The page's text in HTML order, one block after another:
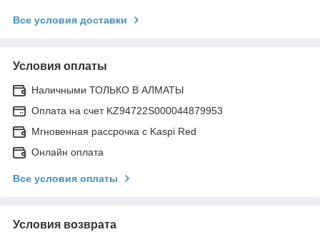
Все условия доставки
Условия оплаты
Наличными ТОЛЬКО В АЛМАТЫ
Оплата на счет KZ94722S000044879953
Мгновенная рассрочка с Kaspi Red
Онлайн оплата
Все условия оплаты
Условия возврата